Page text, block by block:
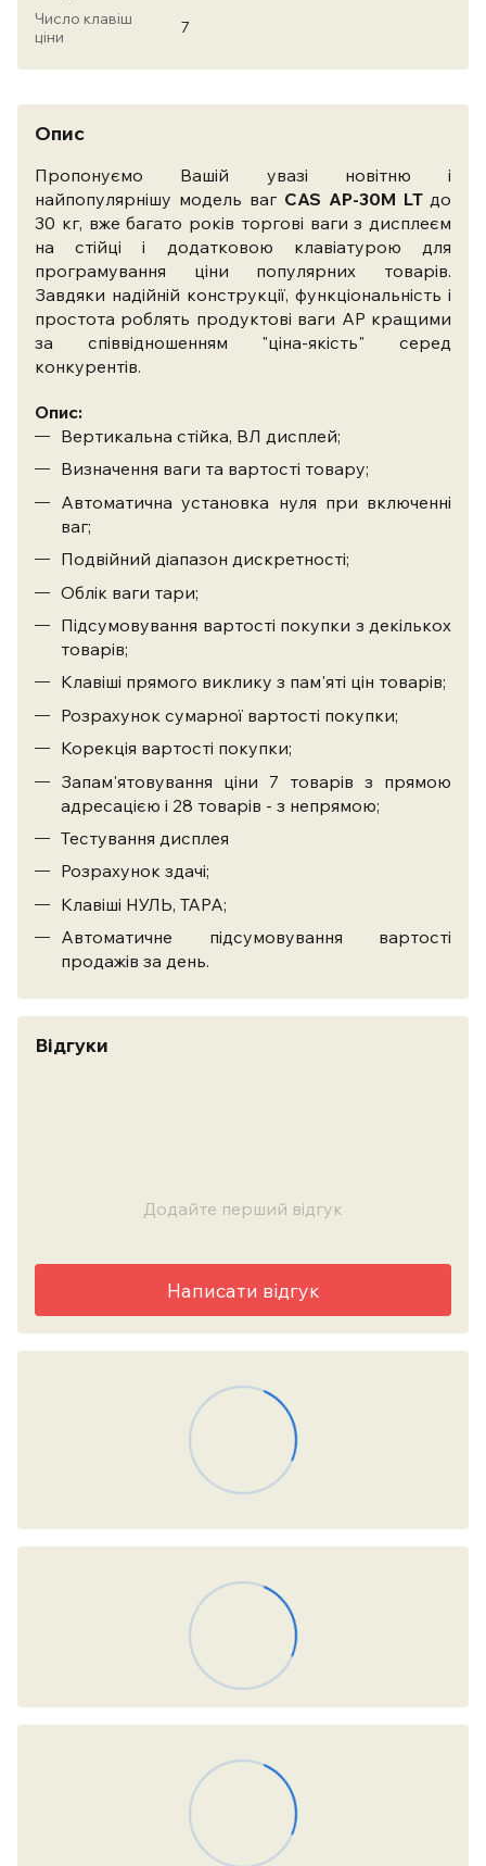
Число клавіш
ціни
7
Опис
Пропонуємо Вашій увазі новітню і
найпопулярнішу модель ваг CAS AP-30М LT до
30 кг, вже багато років торгові ваги з дисплеєм
на стійці і додатковою клавіатурою для
програмування ціни популярних товарів.
Завдяки надійній конструкції, функціональність і
простота роблять продуктові ваги АР кращими
за співвідношенням "ціна-якість" серед
конкурентів.
Опис:
Вертикальна стійка, ВЛ дисплей;
Визначення ваги та вартості товару;
Автоматична установка нуля при включенні
ваг;
Подвійний діапазон дискретності;
Облік ваги тари;
Підсумовування вартості покупки з декількох
товарів;
Клавіші прямого виклику з пам'яті цін товарів;
Розрахунок сумарної вартості покупки;
Корекція вартості покупки;
Запам'ятовування ціни 7 товарів з прямою
адресацією і 28 товарів - з непрямою;
Тестування дисплея
Розрахунок здачі;
Клавіші НУЛЬ, ТАРА;
Автоматичне підсумовування вартості
продажів за день.
Відгуки
Додайте перший відгук
Написати відгук